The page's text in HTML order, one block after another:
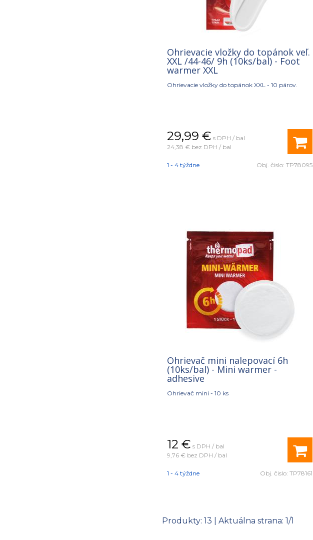
Ohrievacie vložky do topánok veľ.
XXL /44-46/ 9h (10ks/bal) - Foot
warmer XXL
Ohrievacie vložky do topánok XXL - 10 párov.
29,99 € s DPH / bal
24,38 € bez DPH / bal
1 - 4 týždne Obj. čislo:TP78095
Ohrievač mini nalepovací 6h
(10ks/bal) - Mini warmer -
adhesive
Ohrievač mini - 10 ks
12 € s DPH / bal
9,76 € bez DPH / bal
1 - 4 týždne Obj. čislo:TP78161
Produkty: 13 | Aktuálna strana: 1/1